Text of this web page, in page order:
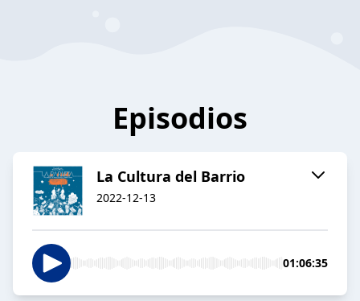
Episodios
La Cultura del Barrio
2022-12-13
01:06:35